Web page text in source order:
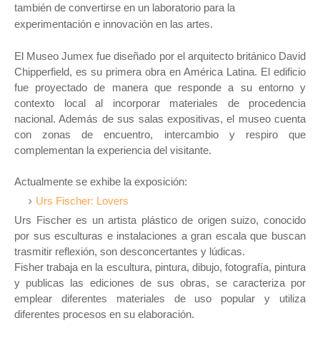
también de convertirse en un laboratorio para la
experimentación e innovación en las artes.
El Museo Jumex fue diseñado por el arquitecto británico David
Chipperfield, es su primera obra en América Latina. El edificio
fue proyectado de manera que responde a su entorno y
contexto local al incorporar materiales de procedencia
nacional. Además de sus salas expositivas, el museo cuenta
con zonas de encuentro, intercambio y respiro que
complementan la experiencia del visitante.
Actualmente se exhibe la exposición:
Urs Fischer: Lovers
Urs Fischer es un artista plástico de origen suizo, conocido
por sus esculturas e instalaciones a gran escala que buscan
trasmitir reflexión, son desconcertantes y lúdicas.
Fisher trabaja en la escultura, pintura, dibujo, fotografía, pintura
y publicas las ediciones de sus obras, se caracteriza por
emplear diferentes materiales de uso popular y utiliza
diferentes procesos en su elaboración.